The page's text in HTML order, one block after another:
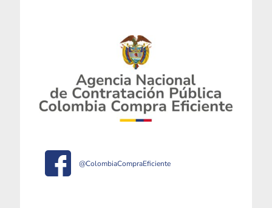
@ColombiaCompraEficiente